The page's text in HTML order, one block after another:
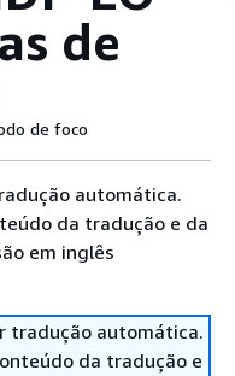
de
de foco
automática.
da tradução e da
em inglês
tradução automática.
da tradução e